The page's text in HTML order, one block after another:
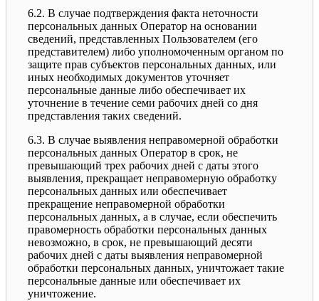
6.2. В случае подтверждения факта неточности
персональных данных Оператор на основании
сведений, представленных Пользователем (его
представителем) либо уполномоченным органом по
защите прав субъектов персональных данных, или
иных необходимых документов уточняет
персональные данные либо обеспечивает их
уточнение в течение семи рабочих дней со дня
представления таких сведений.
6.3. В случае выявления неправомерной обработки
персональных данных Оператор в срок, не
превышающий трех рабочих дней с даты этого
выявления, прекращает неправомерную обработку
персональных данных или обеспечивает
прекращение неправомерной обработки
персональных данных, а в случае, если обеспечить
правомерность обработки персональных данных
невозможно, в срок, не превышающий десяти
рабочих дней с даты выявления неправомерной
обработки персональных данных, уничтожает такие
персональные данные или обеспечивает их
уничтожение.